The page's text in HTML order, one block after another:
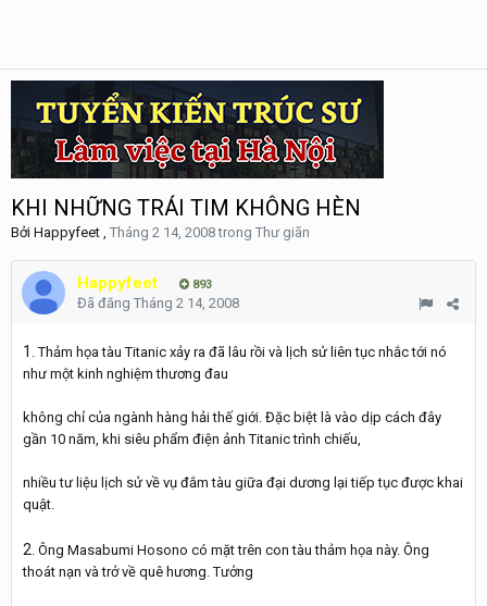
KHI NHỮNG TRÁI TIM KHÔNG HÈN
Bởi Happyfeet , Tháng 2 14, 2008trong Thư giãn
Happyfeet 893
Đã đăng Tháng 2 14, 2008
1 . Thảm họa tàu Titanic xảy ra đã lâu rồi và lịch sử liên tục nhắc tới nó
như một kinh nghiệm thương đau
không chỉ của ngành hàng hải thế giới. Đặc biệt là vào dịp cách đây
gần 10 năm, khi siêu phẩm điện ảnh Titanic trình chiếu,
nhiều tư liệu lịch sử về vụ đắm tàu giữa đại dương lại tiếp tục được khai
quật.
2. Ông Masabumi Hosono có mặt trên con tàu thảm họa này. Ông
thoát nạn và trở về quê hương. Tưởng